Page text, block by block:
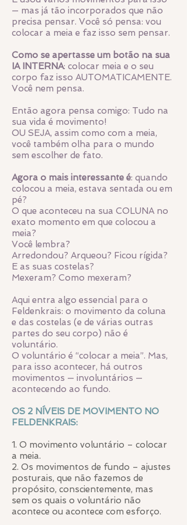
— mas já tão incorporados que não
precisa pensar. Você só pensa: vou
colocar a meia e faz isso sem pensar.
Como se apertasse um botão na sua
IA INTERNA: colocar meia e o seu
corpo faz isso AUTOMATICAMENTE.
Você nem pensa.
Então agora pensa comigo: Tudo na
sua vida é movimento!
OU SEJA, assim como com a meia,
você também olha para o mundo
sem escolher de fato.
Agora o mais interessante é: quando
colocou a meia, estava sentada ou em
pé?
O que aconteceu na sua COLUNA no
exato momento em que colocou a
meia?
Você lembra?
Arredondou? Arqueou? Ficou rígida?
E as suas costelas?
Mexeram? Como mexeram?
Aqui entra algo essencial para o
Feldenkrais: o movimento da coluna
e das costelas (e de várias outras
partes do seu corpo) não é
voluntário.
O voluntário é “colocar a meia”. Mas,
para isso acontecer, há outros
movimentos — involuntários —
acontecendo ao fundo.
OS 2 NÍVEIS DE MOVIMENTO NO
FELDENKRAIS:
1. O movimento voluntário – colocar
a meia.
2. Os movimentos de fundo – ajustes
posturais, que não fazemos de
propósito, conscientemente, mas
sem os quais o voluntário não
acontece ou acontece com esforço.